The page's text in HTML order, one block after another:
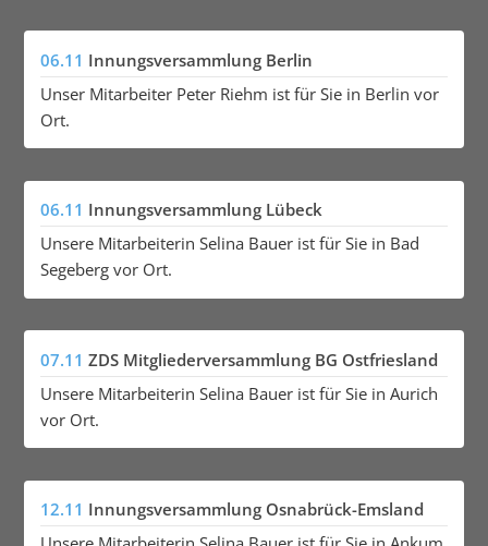
06.11 Innungsversammlung Berlin
Unser Mitarbeiter Peter Riehm ist für Sie in Berlin vor
Ort.
06.11 Innungsversammlung Lübeck
Unsere Mitarbeiterin Selina Bauer ist für Sie in Bad
Segeberg vor Ort.
07.11 ZDS Mitgliederversammlung BG Ostfriesland
Unsere Mitarbeiterin Selina Bauer ist für Sie in Aurich
vor Ort.
12.11 Innungsversammlung Osnabrück-Emsland